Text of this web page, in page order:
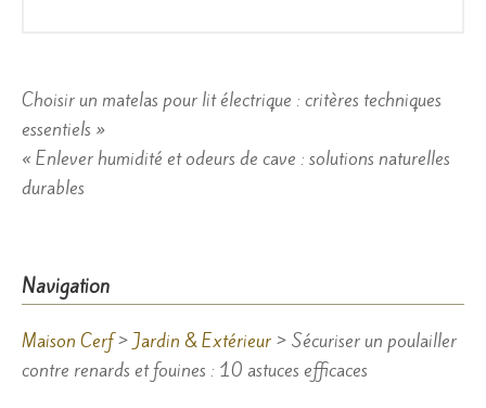
Navigation
de
l’article
Choisir un matelas pour lit électrique : critères techniques
essentiels »
« Enlever humidité et odeurs de cave : solutions naturelles
durables
Navigation
Maison Cerf> Jardin & Extérieur > Sécuriser un poulailler
contre renards et fouines : 10 astuces efficaces